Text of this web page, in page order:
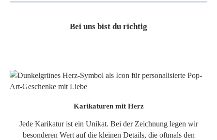
Bei uns bist du richtig
Karikaturen mit Herz
Jede Karikatur ist ein Unikat. Bei der Zeichnung legen wir
besonderen Wert auf die kleinen Details, die oftmals den